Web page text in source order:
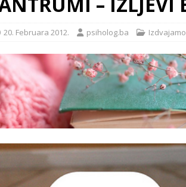
20. Februara 2012. psiholog.ba Izdvajamo